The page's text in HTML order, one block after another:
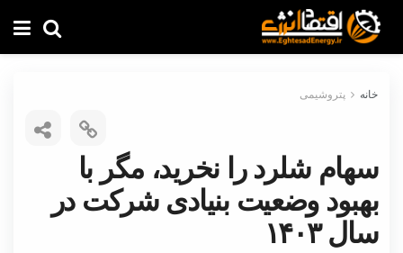
خانه پتروشیمی
سهام شلرد را نخرید، مگر با
بهبود وضعیت بنیادی شرکت در
سال ۱۴۰۳